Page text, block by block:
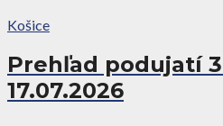
Košice
Prehľad podujatí
17.07.2026